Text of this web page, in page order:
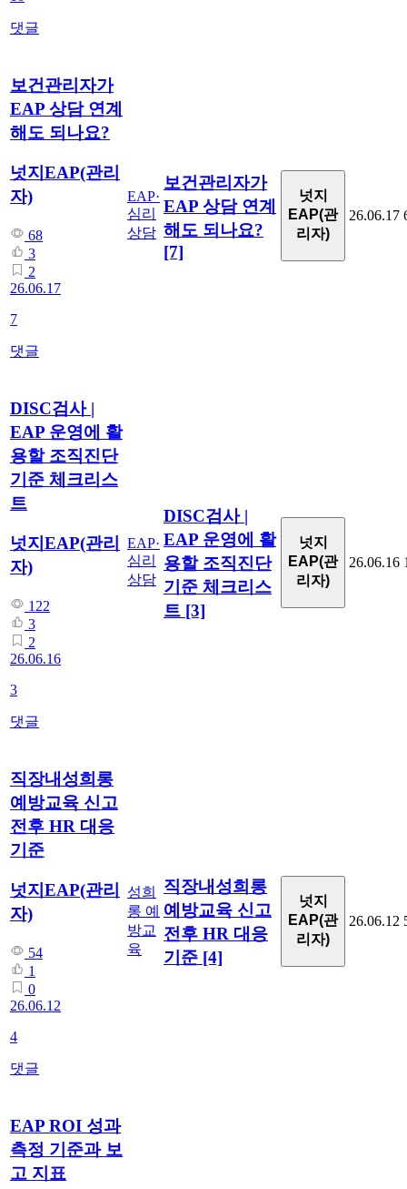
댓글
보건관리자가
EAP 상담 연계
해도 되나요?
넛지EAP(관리
자)
68
3
2
26.06.17
7
댓글
EAP·
심리
상담
보건관리자가
EAP 상담 연계
해도 되나요?
[7]
넛지
EAP(관
리자)
26.06.17
DISC검사 |
EAP 운영에 활
용할 조직진단
기준 체크리스
트
넛지EAP(관리
자)
122
3
2
26.06.16
3
댓글
EAP·
심리
상담
DISC검사 |
EAP 운영에 활
용할 조직진단
기준 체크리스
트 [3]
넛지
EAP(관
리자)
26.06.16
직장내성희롱
예방교육 신고
전후 HR 대응
기준
넛지EAP(관리
자)
54
1
0
26.06.12
4
댓글
성희
롱 예
방교
육
직장내성희롱
예방교육 신고
전후 HR 대응
기준 [4]
넛지
EAP(관
리자)
26.06.12
EAP ROI 성과
측정 기준과 보
고 지표